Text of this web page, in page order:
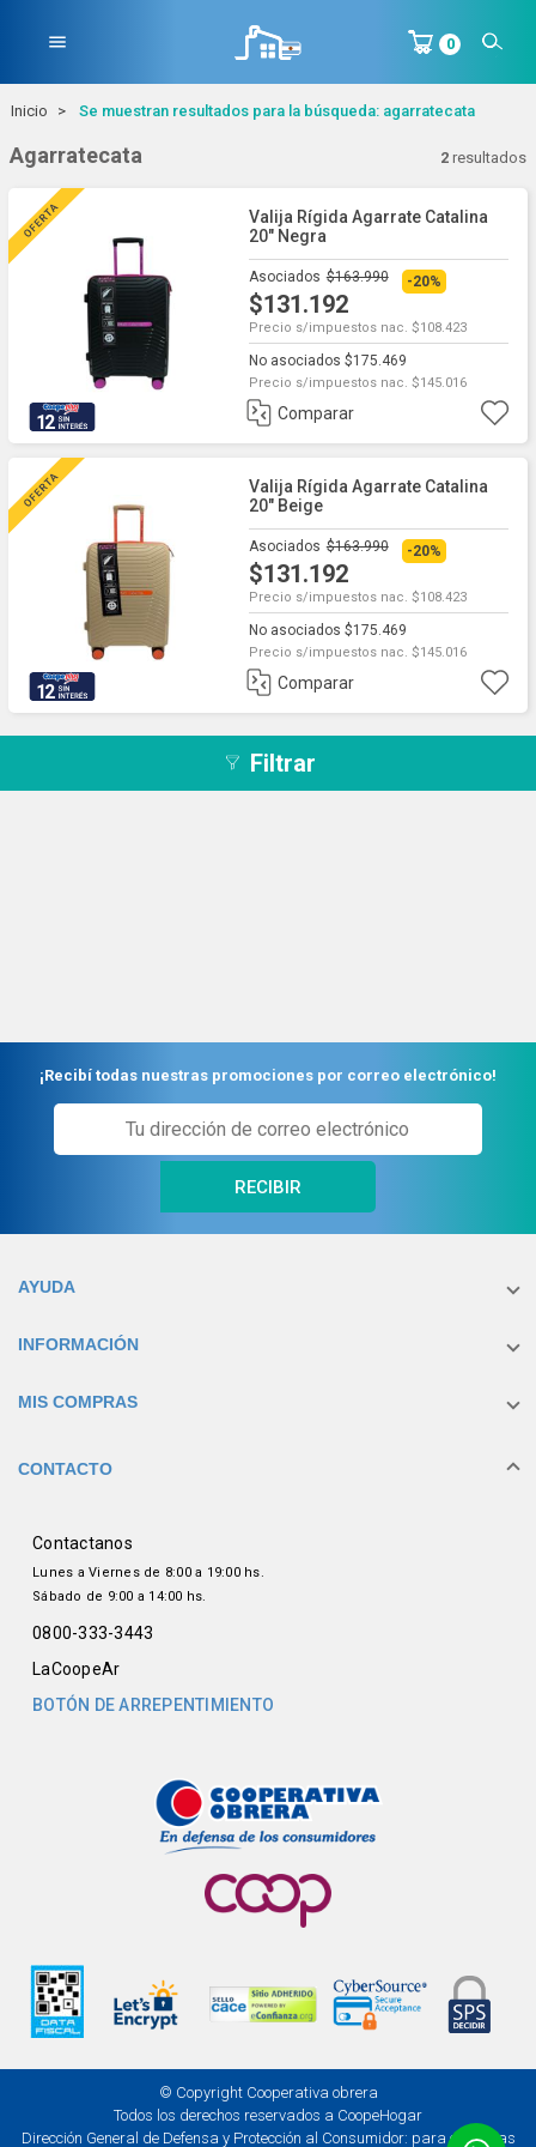
menu 0
Inicio Se muestran resultados para la búsqueda: agarratecata
Agarratecata 2 resultados
12
Valija Rígida Agarrate Catalina
20" Negra
Asociados $163.990
$131.192
-20%
Precio s/impuestos nac. $108.423
No asociados $175.469
Precio s/impuestos nac. $145.016
Comparar
12
Valija Rígida Agarrate Catalina
20" Beige
Asociados $163.990
$131.192
-20%
Precio s/impuestos nac. $108.423
No asociados $175.469
Precio s/impuestos nac. $145.016
Comparar
Filtrar
¡Recibí todas nuestras promociones por correo electrónico!
RECIBIR
AYUDA
INFORMACIÓN
MIS COMPRAS
CONTACTO
Contactanos
Lunes a Viernes de 8:00 a 19:00 hs.
Sábado de 9:00 a 14:00 hs.
0800-333-3443
LaCoopeAr
BOTÓN DE ARREPENTIMIENTO
© Copyright Cooperativa obrera
Todos los derechos reservados a CoopeHogar
Dirección General de Defensa y Protección al Consumidor: para consultas